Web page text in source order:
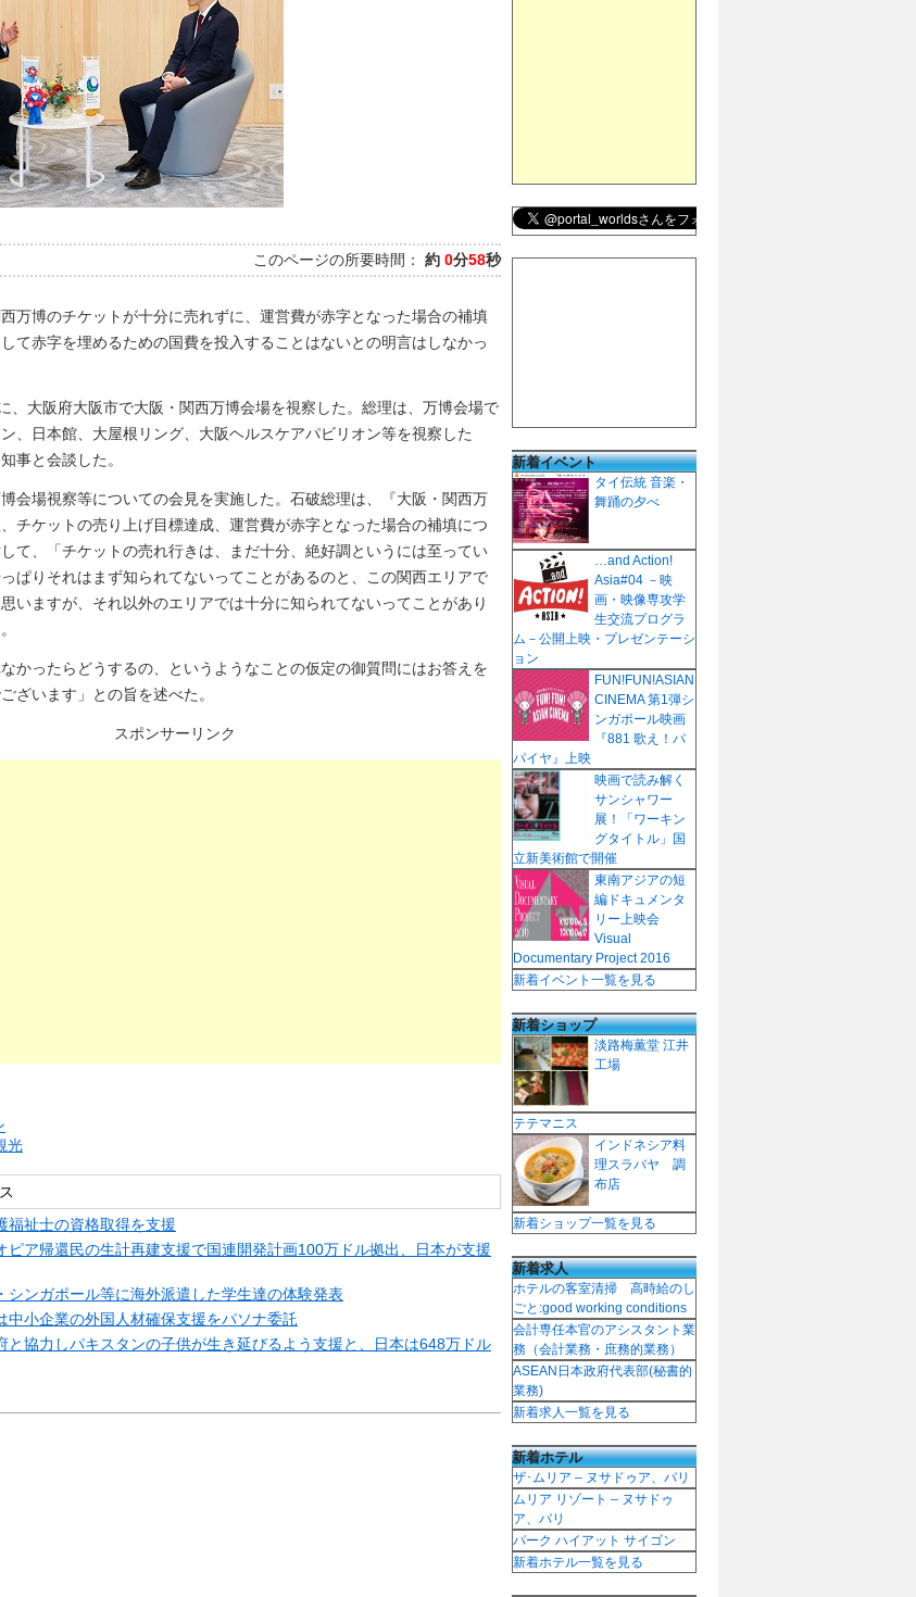
このページの所要時間： 約 0分58秒
万博のチケットが十分に売れずに、運営費が赤字となった場合の補填
て赤字を埋めるための国費を投入することはないとの明言はしなかっ
、大阪府大阪市で大阪・関西万博会場を視察した。総理は、万博会場で
、日本館、大屋根リング、大阪ヘルスケアパビリオン等を視察した
事と会談した。
会場視察等についての会見を実施した。石破総理は、『大阪・関西万
チケットの売り上げ目標達成、運営費が赤字となった場合の補填につ
て、「チケットの売れ行きは、まだ十分、絶好調というには至ってい
ぱりそれはまず知られてないってことがあるのと、この関西エリアで
いますが、それ以外のエリアでは十分に知られてないってことがあり
かったらどうするの、というようなことの仮定の御質問にはお答えを
ざいます」との旨を述べた。
スポンサーリンク
光
福祉士の資格取得を支援
ピア帰還民の生計再建支援で国連開発計画100万ドル拠出、日本が支援
シンガポール等に海外派遣した学生達の体験発表
中小企業の外国人材確保支援をパソナ委託
と協力しパキスタンの子供が生き延びるよう支援と、日本は648万ドル
新着イベント
タイ伝統 音楽・
舞踊の夕べ
…and Action!
Asia#04 －映
画・映像専攻学
生交流プログラ
ム－公開上映・プレゼンテーシ
ョン
FUN!FUN!ASIAN
CINEMA 第1弾シ
ンガポール映画
『881 歌え！パ
パイヤ』上映
映画で読み解く
サンシャワー
展！「ワーキン
グタイトル」国
立新美術館で開催
東南アジアの短
編ドキュメンタ
リー上映会
Visual
Documentary Project 2016
新着イベント一覧を見る
新着ショップ
淡路梅薫堂 江井
工場
テテマニス
インドネシア料
理スラバヤ 調
布店
新着ショップ一覧を見る
新着求人
ホテルの客室清掃 高時給のし
ごと:good working conditions
会計専任本官のアシスタント業
務（会計業務・庶務的業務）
ASEAN日本政府代表部(秘書的
業務)
新着求人一覧を見る
新着ホテル
ザ･ムリア – ヌサドゥア、バリ
ムリア リゾート – ヌサドゥ
ア、バリ
パーク ハイアット サイゴン
新着ホテル一覧を見る